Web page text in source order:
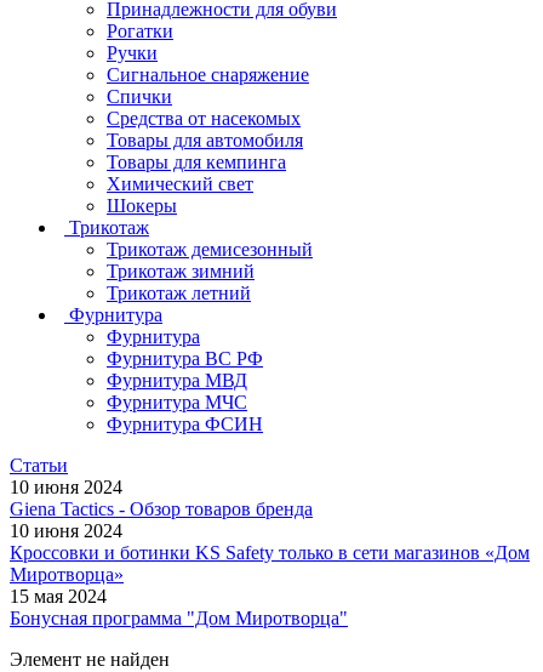
Принадлежности для обуви
Рогатки
Ручки
Сигнальное снаряжение
Спички
Средства от насекомых
Товары для автомобиля
Товары для кемпинга
Химический свет
Шокеры
Трикотаж
Трикотаж демисезонный
Трикотаж зимний
Трикотаж летний
Фурнитура
Фурнитура
Фурнитура ВС РФ
Фурнитура МВД
Фурнитура МЧС
Фурнитура ФСИН
Статьи
10 июня 2024
Giena Tactics - Обзор товаров бренда
10 июня 2024
Кроссовки и ботинки KS Safety только в сети магазинов «Дом
Миротворца»
15 мая 2024
Бонусная программа "Дом Миротворца"
Элемент не найден